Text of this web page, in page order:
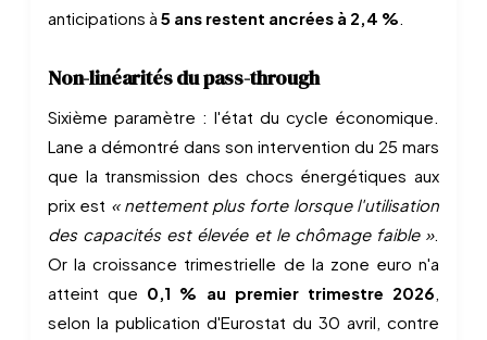
anticipations à 5 ans restent ancrées à 2,4 %.
Non-linéarités du pass-through
Sixième paramètre : l'état du cycle économique.
Lane a démontré dans son intervention du 25 mars
que la transmission des chocs énergétiques aux
prix est « nettement plus forte lorsque l'utilisation
des capacités est élevée et le chômage faible ».
Or la croissance trimestrielle de la zone euro n'a
atteint que 0,1 % au premier trimestre 2026,
selon la publication d'Eurostat du 30 avril, contre